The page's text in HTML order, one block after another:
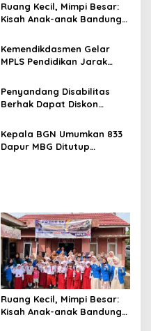
Ruang Kecil, Mimpi Besar:
Kisah Anak-anak Bandung
Lewat Literasi
Kemendikdasmen Gelar
MPLS Pendidikan Jarak
Kemandirian Belajar
Penyandang Disabilitas
Berhak Dapat Diskon
Biaya Sekolah dan Kuliah
Kepala BGN Umumkan 833
Dapur MBG Ditutup
Ruang Kecil, Mimpi Besar:
Kisah Anak-anak Bandung